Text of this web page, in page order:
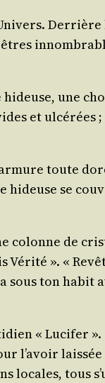
hideuse, une
et
toute
hideuse se
colonne de
Véri­té ». «
sous ton
« Luci­fer
l’a­voir
tous